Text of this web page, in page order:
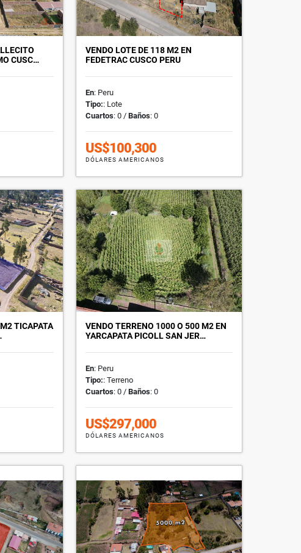
CUSC…
VENDO LOTE DE 118 M2 EN
FEDETRAC CUSCO PERU
En: Peru
Tipo:: Lote
Cuartos: 0 / Baños: 0
US$100,300
DÓLARES AMERICANOS
TICAPATA
VENDO TERRENO 1000 O 500 M2 EN
YARCAPATA PICOLL SAN JER…
En: Peru
Tipo:: Terreno
Cuartos: 0 / Baños: 0
US$297,000
DÓLARES AMERICANOS